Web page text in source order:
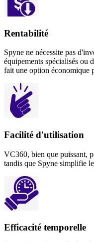
Rentabilité
Spyne ne nécessite pas
équipements spécialisés ou
fait une option économique
Facilité d'utilisation
VC360, bien que puissant,
tandis que Spyne simplifie
Efficacité temporelle